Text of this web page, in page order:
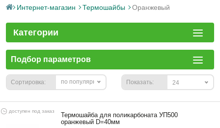
Интернет-магазин Термошайбы Оранжевый
Категории
Подбор параметров
Сортировка: по популярности Показать: 24
доступен под заказ
Термошайба для поликарбоната УП500
оранжевый D=40мм